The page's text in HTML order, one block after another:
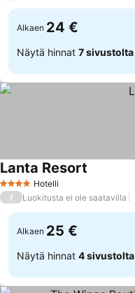
Alkaen 24 €
Näytä hinnat 7 sivustolta
4 Tähtiluokitus
Hotelli
Lanta Resort
/ Luokitusta ei ole saatavilla
Alkaen 25 €
Näytä hinnat 4 sivustolta